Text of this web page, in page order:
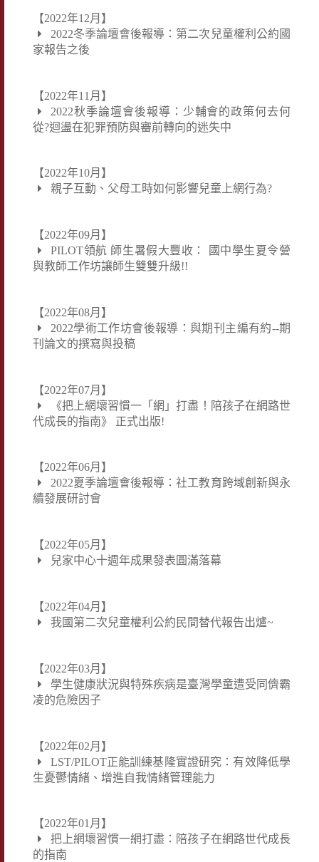
【2022年12月】
2022冬季論壇會後報導：第二次兒童權利公約國
家報告之後
【2022年11月】
2022秋季論壇會後報導：少輔會的政策何去何
從?迴盪在犯罪預防與審前轉向的迷失中
【2022年10月】
親子互動、父母工時如何影響兒童上網行為?
【2022年09月】
PILOT領航 師生暑假大豐收： 國中學生夏令營
與教師工作坊讓師生雙雙升級!!
【2022年08月】
2022學術工作坊會後報導：與期刊主編有約--期
刊論文的撰寫與投稿
【2022年07月】
《把上網壞習慣一「網」打盡！陪孩子在網路世
代成長的指南》 正式出版!
【2022年06月】
2022夏季論壇會後報導：社工教育跨域創新與永
續發展研討會
【2022年05月】
兒家中心十週年成果發表圓滿落幕
【2022年04月】
我國第二次兒童權利公約民間替代報告出爐~
【2022年03月】
學生健康狀況與特殊疾病是臺灣學童遭受同儕霸
凌的危險因子
【2022年02月】
LST/PILOT正能訓練基隆實證研究：有效降低學
生憂鬱情緒、增進自我情緒管理能力
【2022年01月】
把上網壞習慣一網打盡：陪孩子在網路世代成長
的指南